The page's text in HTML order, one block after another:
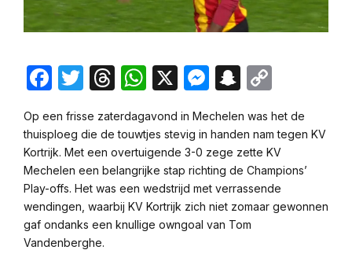
Facebook
Twitter
Threads
WhatsApp
X Messenger
Snapchat
Op een frisse zaterdagavond in Mechelen was het de
thuisploeg die de touwtjes stevig in handen nam tegen KV
Kortrijk. Met een overtuigende 3-0 zege zette KV
Mechelen een belangrijke stap richting de Champions’
Play-offs. Het was een wedstrijd met verrassende
wendingen, waarbij KV Kortrijk zich niet zomaar gewonnen
gaf ondanks een knullige owngoal van Tom
Vandenberghe.